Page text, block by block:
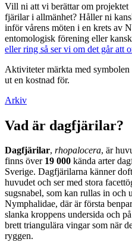
Vill ni att vi berättar om
fjärilar i allmänhet? Håller ni
inför vårens möten i en krets av
entomologisk förening eller
eller ring så ser vi om det går att
Aktiviteter märkta med symbolen
ut en kostnad för.
Arkiv
Vad är dagfjärilar?
Dagfjärilar, rhopalocera, är
finns över 19 000 kända arter
Sverige. Dagfjärilarna känner
huvudet och ser med stora
sugsnabel, som kan rullas in och
Nymphalidae, där är första
slanka kroppens undersida och
brett triangulära vingar som när
ryggen.